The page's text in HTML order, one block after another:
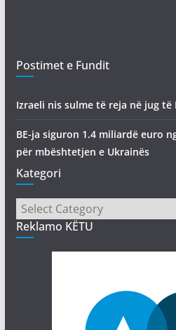
Postimet e Fundit
Izraeli nis sulme të reja në jug të
BE-ja siguron 1.4 miliardë euro
për mbështetjen e Ukrainës
Kategori
Kategori
Reklamo KËTU